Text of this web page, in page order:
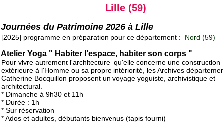
Lille (59)
Journées du Patrimoine 2026 à Lille
[2025] programme en préparation pour ce département : Nord (59)
Atelier Yoga " Habiter l’espace, habiter son corps "
Pour vivre autrement l'architecture, qu'elle concerne une construction
extérieure à l'Homme ou sa propre intériorité, les Archives
Catherine Bocquillon proposent un voyage yoguiste, archivistique et
architectural.
* Dimanche à 9h30 et 11h
* Durée : 1h
* Sur réservation
* Ados et adultes, débutants bienvenus (tapis fourni)